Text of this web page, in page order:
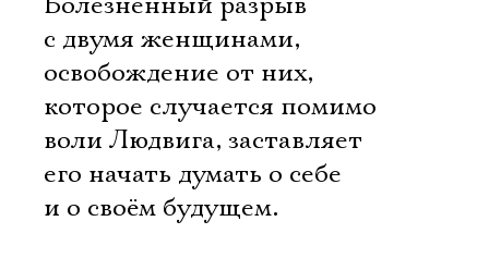
с двумя женщинами,
освобождение от них,
которое случается помимо
воли Людвига, заставляет
его начать думать о себе
и о своём будущем.